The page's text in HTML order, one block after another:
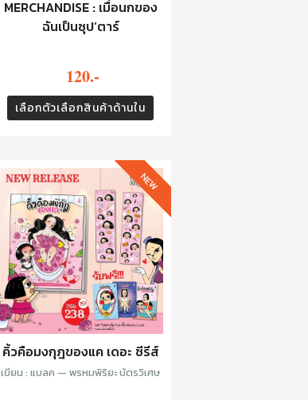
MERCHANDISE : เมื่อนกของ
ฉันเป็นซุป’ตาร์
120.-
เลือกตัวเลือกสินค้าด้านใน
คิ้วคือมงกุฎของแค เดอะ ซีรีส์
เขียน : แบลค — พรหมพิริยะ บัตรวิเศษ
NEW